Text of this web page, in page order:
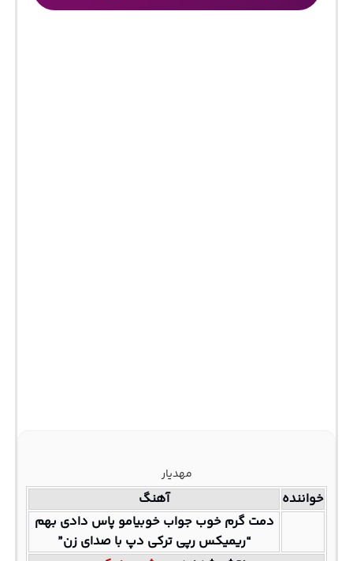
مهدیار
خواننده
آهنگ
دمت گرم خوب جواب خوبیامو پاس دادی بهم
“ریمیکس رپی ترکی دپ با صدای زن”